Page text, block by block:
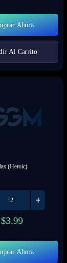
Ahora
Al Carrito
(Heroic)
$3.99
Ahora